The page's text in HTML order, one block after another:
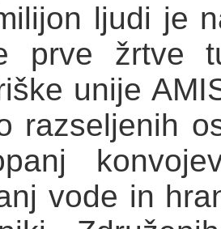
ljudi je
prve žrtve
unije
razseljenih
vode in